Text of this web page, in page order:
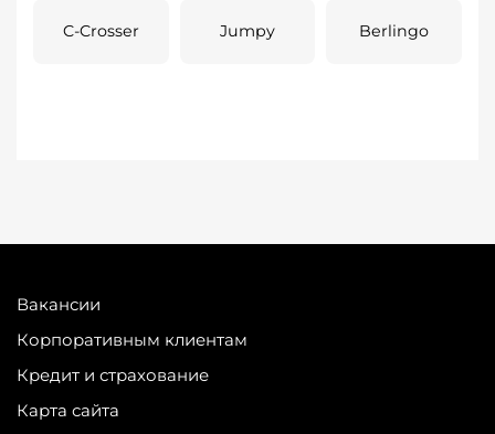
C-Crosser Jumpy Berlingo
Вакансии
Корпоративным клиентам
Кредит и страхование
Карта сайта